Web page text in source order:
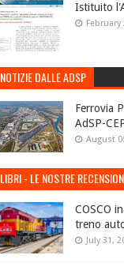
Istituito
February
NOTIZIE DALLE ADSP
Ferrovia
AdSP-
August
LIBRI - LE NOSTRE
COSCO
treno
July 31,